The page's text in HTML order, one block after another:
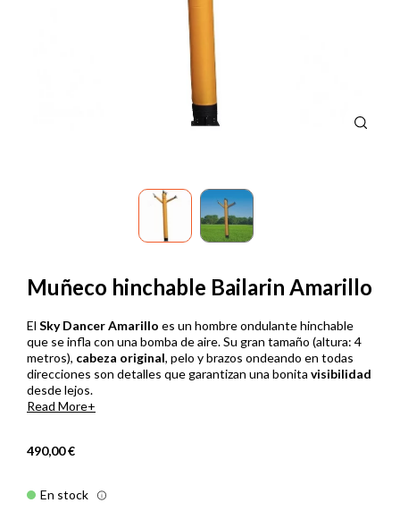
Muñeco hinchable Bailarin Amarillo
El Sky Dancer Amarillo es un hombre ondulante hinchable
que se infla con una bomba de aire. Su gran tamaño (altura: 4
metros), cabeza original, pelo y brazos ondeando en todas
direcciones son detalles que garantizan una bonita visibilidad
desde lejos.
Read More
490,00 €
En stock